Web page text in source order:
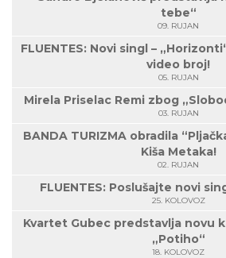
tebe“
09. RUJAN
FLUENTES: Novi singl –
video broj!
05. RUJAN
Mirela Priselac Remi zbog
03. RUJAN
BANDA TURIZMA obradila
Kiša Metaka!
02. RUJAN
FLUENTES: Poslušajte novi
25. KOLOVOZ
Kvartet Gubec predstavlja novu
„Potiho“
18. KOLOVOZ